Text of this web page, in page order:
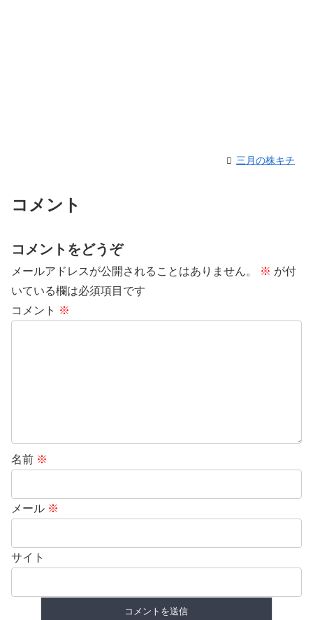
三月の株キチ
コメント
コメントをどうぞ
メールアドレスが公開されることはありません。 ※ が付
いている欄は必須項目です
コメント ※
名前 ※
メール ※
サイト